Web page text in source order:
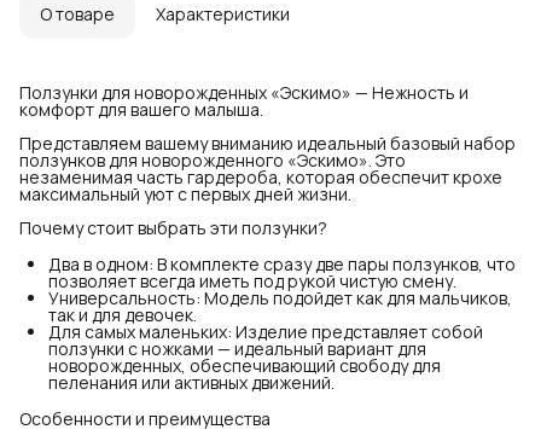
О товаре Характеристики
Ползунки для новорожденных «Эскимо» — Нежность и
комфорт для вашего малыша.
Представляем вашему вниманию идеальный базовый набор
ползунков для новорожденного «Эскимо». Это
незаменимая часть гардероба, которая обеспечит крохе
максимальный уют с первых дней жизни.
Почему стоит выбрать эти ползунки?
Два в одном: В комплекте сразу две пары ползунков, что
позволяет всегда иметь под рукой чистую смену.
Универсальность: Модель подойдет как для мальчиков,
так и для девочек.
Для самых маленьких: Изделие представляет собой
ползунки с ножками — идеальный вариант для
новорожденных, обеспечивающий свободу для
пеленания или активных движений.
Особенности и преимущества